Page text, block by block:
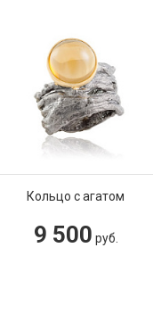
Кольцо с агатом
9 500 руб.